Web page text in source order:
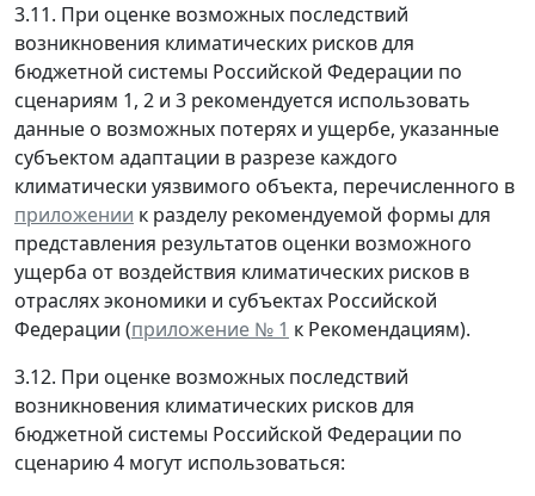
3.11. При оценке возможных последствий
возникновения климатических рисков для
бюджетной системы Российской Федерации по
сценариям 1, 2 и 3 рекомендуется использовать
данные о возможных потерях и ущербе, указанные
субъектом адаптации в разрезе каждого
климатически уязвимого объекта, перечисленного в
приложении к разделу рекомендуемой формы для
представления результатов оценки возможного
ущерба от воздействия климатических рисков в
отраслях экономики и субъектах Российской
Федерации (приложение № 1 к Рекомендациям).
3.12. При оценке возможных последствий
возникновения климатических рисков для
бюджетной системы Российской Федерации по
сценарию 4 могут использоваться: